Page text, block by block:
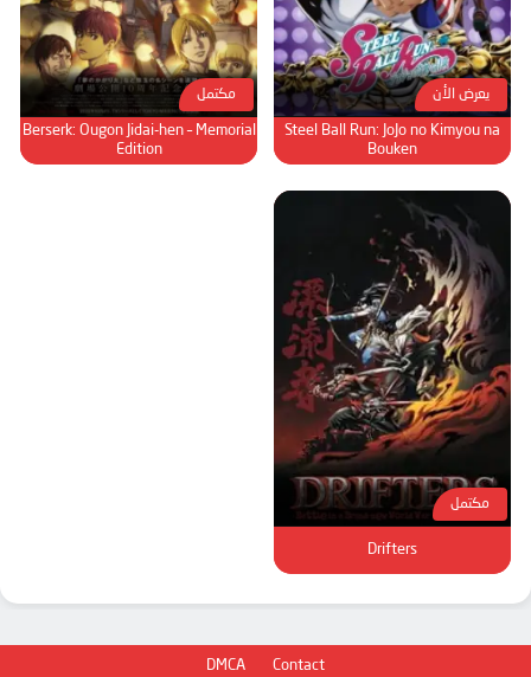
يعرض الأن
Steel Ball Run: JoJo no Kimyou na
Bouken
مكتمل
Berserk: Ougon Jidai-hen – Memorial
Edition
مكتمل
Drifters
DMCA Contact